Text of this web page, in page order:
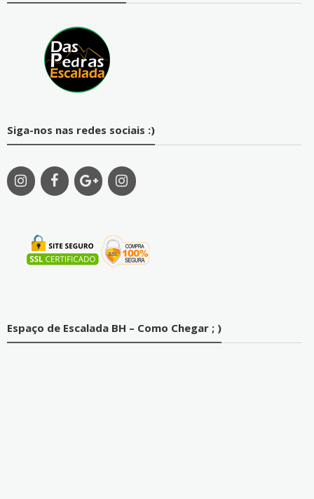
Siga-nos nas redes sociais :)
Espaço de Escalada BH – Como Chegar ; )